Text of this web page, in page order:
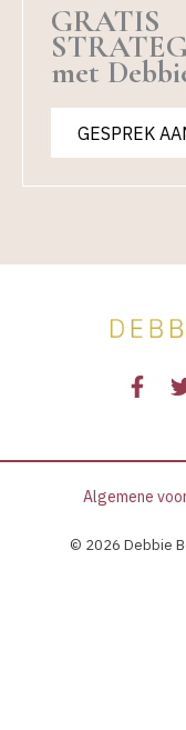
GRATIS
met
GESPREK
Algemene
© 2026 Debbie